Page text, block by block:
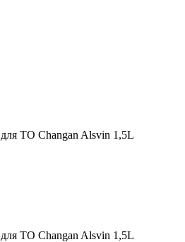
ТО Changan Alsvin 1,5L
ТО Changan Alsvin 1,5L